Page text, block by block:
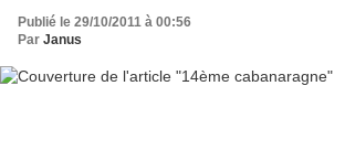
Publié le 29/10/2011 à 00:56
Par Janus